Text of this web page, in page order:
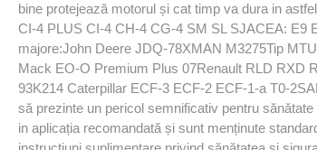
bine protejează motorul și cat timp va dura in
CI-4 PLUS CI-4 CH-4 CG-4 SM SL SJACEA: E9
majore:John Deere JDQ-78XMAN M3275Tip
Mack EO-O Premium Plus 07Renault RLD RXD
93K214 Caterpillar ECF-3 ECF-2 ECF-1-a T0-
să prezinte un pericol semnificativ pentru
in aplicația recomandată și sunt menținute